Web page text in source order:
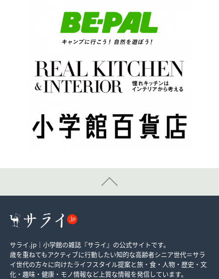
サライ.jp｜小学館の雑誌『サライ』の公式サイトです。
歳を重ねてもアクティブに行動したい知的な高齢者シニア世代＝サラ
イ世代の方々に向けたライフスタイル提案と旅・食・人物・歴史・文
化・趣味・健康・モノ情報など上質な情報を発信しています。